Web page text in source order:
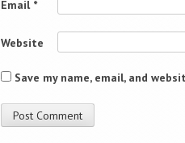
Email *
Website
Save my name, email, and